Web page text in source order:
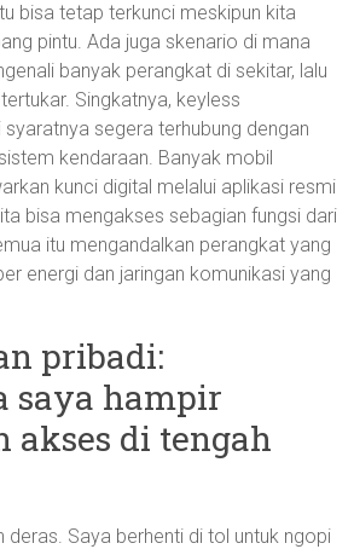
bisa tetap terkunci meskipun kita
pintu. Ada juga skenario di mana
banyak perangkat di sekitar, lalu
Singkatnya, keyless
segera terhubung dengan
kendaraan. Banyak mobil
kunci digital melalui aplikasi resmi
bisa mengakses sebagian fungsi dari
itu mengandalkan perangkat yang
energi dan jaringan komunikasi yang
pribadi:
saya hampir
akses di tengah
deras. Saya berhenti di tol untuk ngopi